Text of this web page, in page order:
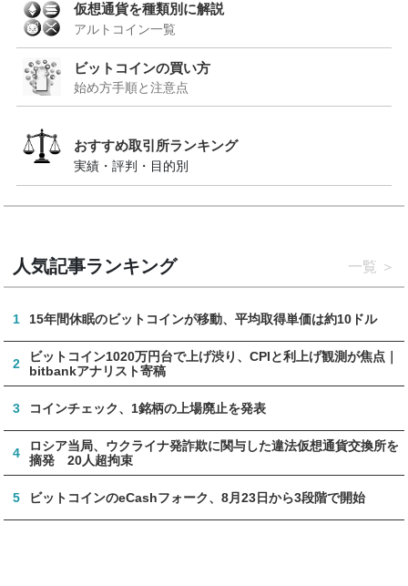
仮想通貨を種類別に解説
アルトコイン一覧
ビットコインの買い方
始め方手順と注意点
おすすめ取引所ランキング
実績・評判・目的別
人気記事ランキング 一覧
1 15年間休眠のビットコインが移動、平均取得単価は約10ドル
2
ビットコイン1020万円台で上げ渋り、CPIと利上げ観測が焦点｜
bitbankアナリスト寄稿
3 コインチェック、1銘柄の上場廃止を発表
4
ロシア当局、ウクライナ発詐欺に関与した違法仮想通貨交換所を
摘発 20人超拘束
5 ビットコインのeCashフォーク、8月23日から3段階で開始